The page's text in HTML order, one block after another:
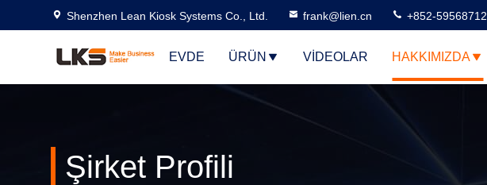
Shenzhen Lean Kiosk Systems Co., Ltd. frank@lien.cn +852-59568712
EVDE ÜRÜN VIDEOLAR HAKKIMIZDA
Şirket Profili